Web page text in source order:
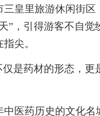
里旅游休闲街区
”，引得游客不自
尖。
是药材的形态，更
医药历史的文化名